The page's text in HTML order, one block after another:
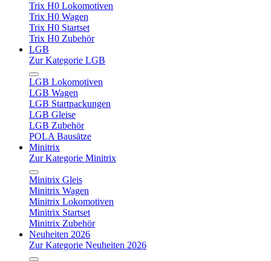
Trix H0 Lokomotiven
Trix H0 Wagen
Trix H0 Startset
Trix H0 Zubehör
LGB
Zur Kategorie LGB
LGB Lokomotiven
LGB Wagen
LGB Startpackungen
LGB Gleise
LGB Zubehör
POLA Bausätze
Minitrix
Zur Kategorie Minitrix
Minitrix Gleis
Minitrix Wagen
Minitrix Lokomotiven
Minitrix Startset
Minitrix Zubehör
Neuheiten 2026
Zur Kategorie Neuheiten 2026